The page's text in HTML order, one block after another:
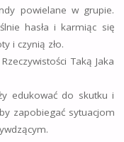
powielane w grupie.
hasła i karmiąc się
i czynią zło.
Taką Jaka
edukować do skutku i
zapobiegać sytuacjom